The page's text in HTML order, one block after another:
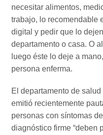
necesitar alimentos,
trabajo, lo recomendable
digital y pedir que lo
departamento o casa. O
luego éste lo deje a
persona enferma.
El departamento de
emitió recientemente
personas con síntomas
diagnóstico firme “deben